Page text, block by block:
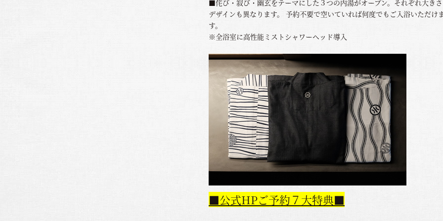
■侘び・寂び・幽玄をテーマにした３つの内湯がオープン。それぞれ大き
デザインも異なります。 予約不要で空いていれば何度でもご入浴いただけ
す。
※全浴室に高性能ミストシャワーヘッド導入
■公式HPご予約７大特典■